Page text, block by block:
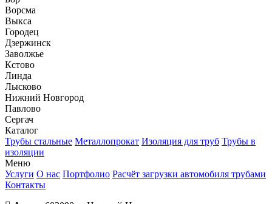
Ворсма
Выкса
Городец
Дзержинск
Заволжье
Кстово
Линда
Лысково
Нижний Новгород
Павлово
Сергач
Каталог
Трубы стальные Металлопрокат Изоляция для труб Трубы в
изоляции
Меню
Услуги О нас Портфолио Расчёт загрузки автомобиля трубами
Контакты